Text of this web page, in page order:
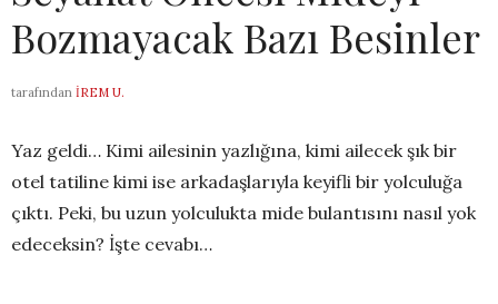
Bozmayacak Bazı Besinler
tarafından İREM U.
Yaz geldi… Kimi ailesinin yazlığına, kimi ailecek şık bir
otel tatiline kimi ise arkadaşlarıyla keyifli bir yolculuğa
çıktı. Peki, bu uzun yolculukta mide bulantısını nasıl yok
edeceksin? İşte cevabı…